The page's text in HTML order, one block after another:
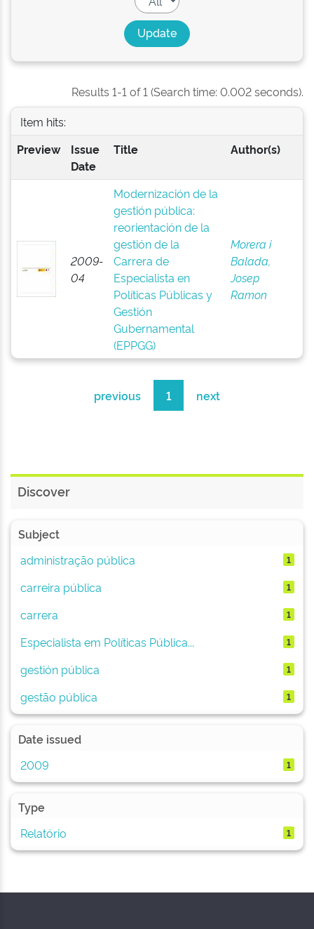
Results 1-1 of 1 (Search time: 0.002 seconds).
Item hits:
Preview
Issue
Date
Title Author(s)
2009-
04
Modernización de la
gestión pública:
reorientación de la
gestión de la
Carrera de
Especialista en
Políticas Públicas y
Gestión
Gubernamental
(EPPGG)
Morera i
Balada,
Josep
Ramon
previous 1 next
Discover
Subject
administração pública
1
carreira pública 1
carrera 1
Especialista em Políticas Pública... 1
gestión pública 1
gestão pública 1
Date issued
2009
1
Type
Relatório
1